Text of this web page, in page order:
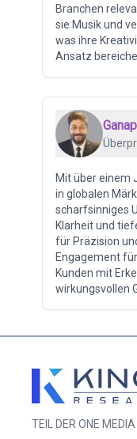
Branchen
sie Musik und
was ihre
Ansatz
Mit über einem
in globalen
scharfsinniges
Klarheit und
für Präzision
Engagement
Kunden mit
wirkungsvollen
TEIL DER ONE